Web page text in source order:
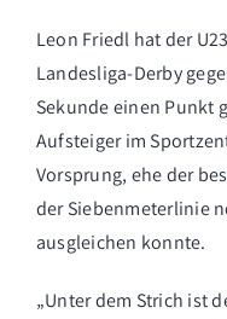
Leon Friedl hat der
Landesliga-Derby
Sekunde einen Punkt
Aufsteiger im
Vorsprung, ehe der
der Siebenmeterlinie
ausgleichen konnte.
„Unter dem Strich ist